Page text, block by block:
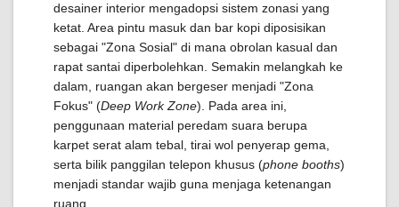
desainer interior mengadopsi sistem zonasi yang
ketat. Area pintu masuk dan bar kopi diposisikan
sebagai "Zona Sosial" di mana obrolan kasual dan
rapat santai diperbolehkan. Semakin melangkah ke
dalam, ruangan akan bergeser menjadi "Zona
Fokus" (Deep Work Zone). Pada area ini,
penggunaan material peredam suara berupa
karpet serat alam tebal, tirai wol penyerap gema,
serta bilik panggilan telepon khusus (phone booths)
menjadi standar wajib guna menjaga ketenangan
ruang.